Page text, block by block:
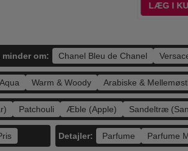
LÆG I
Warm & Woody Arabiske &
Patchouli Æble (Apple) Sandeltræ
minder om: Chanel Bleu de Chanel
Detajler: Parfume Parfume